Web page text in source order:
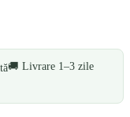
🚚 Livrare 1–3 zile